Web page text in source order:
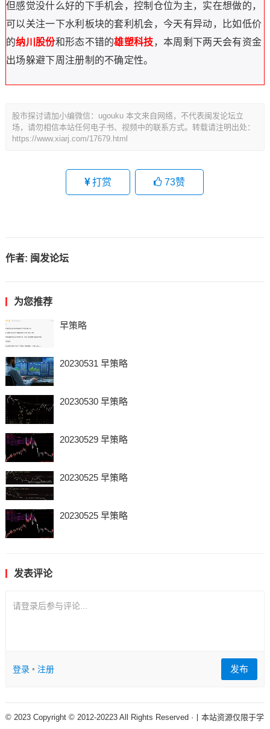
但感觉没什么好的下手机会，控制仓位为主，实在想做的，
可以关注一下水利板块的套利机会，今天有异动，比如低价
的纳川股份和形态不错的雄塑科技，本周剩下两天会有资金
出场躲避下周注册制的不确定性。
股市探讨请加小编微信：ugouku 本文来自网络，不代表闽发论坛立
场，请勿相信本站任何电子书、视频中的联系方式。转载请注明出处：
https://www.xiarj.com/17679.html
打赏 73赞
作者: 闽发论坛
为您推荐
早策略
20230531 早策略
20230530 早策略
20230529 早策略
20230525 早策略
20230525 早策略
发表评论
请登录后参与评论...
登录• 注册 发布
© 2023 Copyright © 2012-20223 All Rights Reserved ·丨本站资源仅限于学